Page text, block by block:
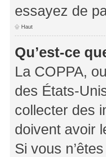
essayez de
Haut
Qu’est-ce
La COPPA,
des États-
collecter des
doivent avoir
Si vous